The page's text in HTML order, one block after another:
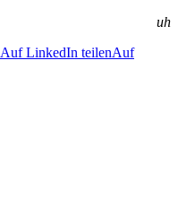
uh
Auf LinkedIn teilenAuf